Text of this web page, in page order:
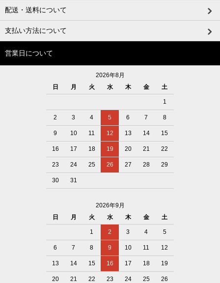
配送・送料について
支払い方法について
営業日について
2026年8月
日
月 火 水 木 金 土
1
2 3 4 5 6 7 8
9 10 11 12 13 14 15
16 17 18 19 20 21 22
23 24 25 26 27 28 29
30 31
2026年9月
日
月 火 水 木 金 土
1 2 3 4 5
6 7 8 9 10 11 12
13 14 15 16 17 18 19
20 21 22 23 24 25 26